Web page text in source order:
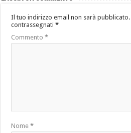
Il tuo indirizzo email non sarà pubblicato.
contrassegnati*
Commento*
Nome*